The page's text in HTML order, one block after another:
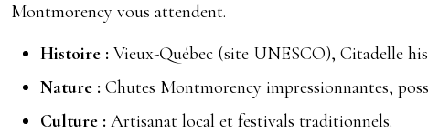
Montmorency vous attendent.
Histoire : Vieux-Québec (site UNESCO), Citadelle
Nature : Chutes Montmorency impressionnantes,
Culture : Artisanat local et festivals traditionnels.